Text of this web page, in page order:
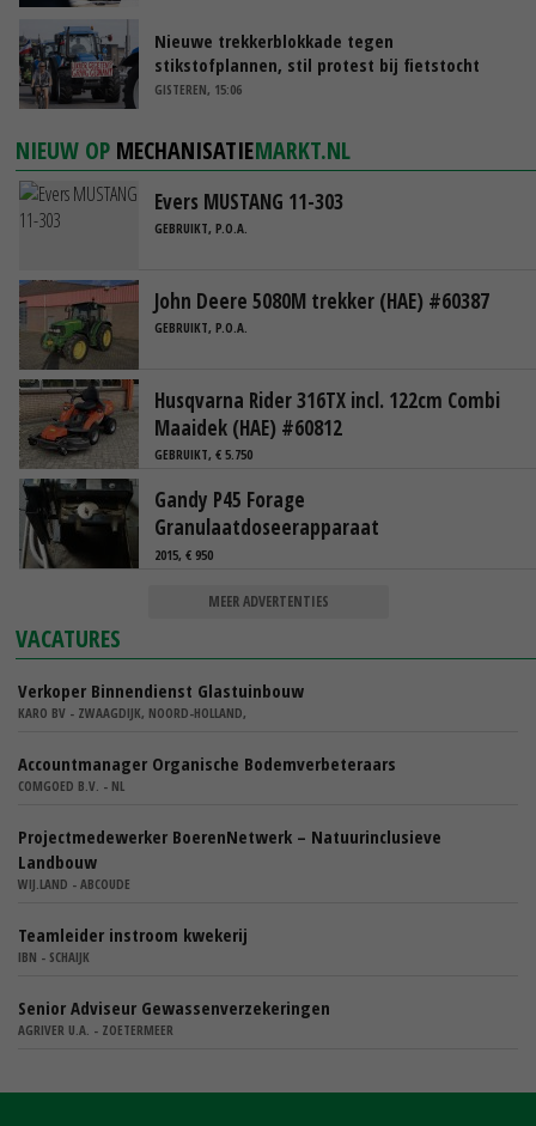
Nieuwe trekkerblokkade tegen
stikstofplannen, stil protest bij fietstocht
GISTEREN, 15:06
NIEUW OP MECHANISATIEMARKT.NL
Evers MUSTANG 11-303
GEBRUIKT, P.O.A.
John Deere 5080M trekker (HAE) #60387
GEBRUIKT, P.O.A.
Husqvarna Rider 316TX incl. 122cm Combi
Maaidek (HAE) #60812
GEBRUIKT, € 5.750
Gandy P45 Forage
Granulaatdoseerapparaat
2015, € 950
MEER ADVERTENTIES
VACATURES
Verkoper Binnendienst Glastuinbouw
KARO BV - ZWAAGDIJK, NOORD-HOLLAND,
Accountmanager Organische Bodemverbeteraars
COMGOED B.V. - NL
Projectmedewerker BoerenNetwerk – Natuurinclusieve
Landbouw
WIJ.LAND - ABCOUDE
Teamleider instroom kwekerij
IBN - SCHAIJK
Senior Adviseur Gewassenverzekeringen
AGRIVER U.A. - ZOETERMEER